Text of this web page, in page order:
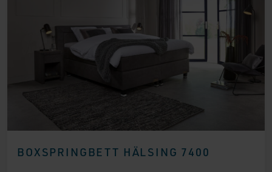
BOXSPRINGBETT HÄLSING 7400